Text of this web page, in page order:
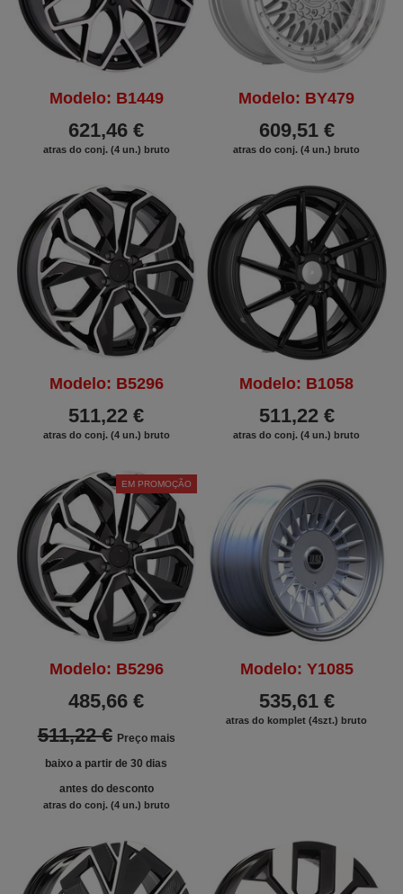
Modelo: B1449
621,46 €
atras do conj. (4 un.) bruto
Modelo: BY479
609,51 €
atras do conj. (4 un.) bruto
Modelo: B5296
511,22 €
atras do conj. (4 un.) bruto
Modelo: B1058
511,22 €
atras do conj. (4 un.) bruto
EM PROMOÇÃO
Modelo: B5296
511,22 € Preço mais
baixo a partir de 30 dias
antes do desconto
485,66 €
atras do conj. (4 un.) bruto
Modelo: Y1085
535,61 €
atras do komplet (4szt.) bruto